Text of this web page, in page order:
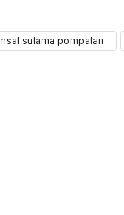
sulama pompaları